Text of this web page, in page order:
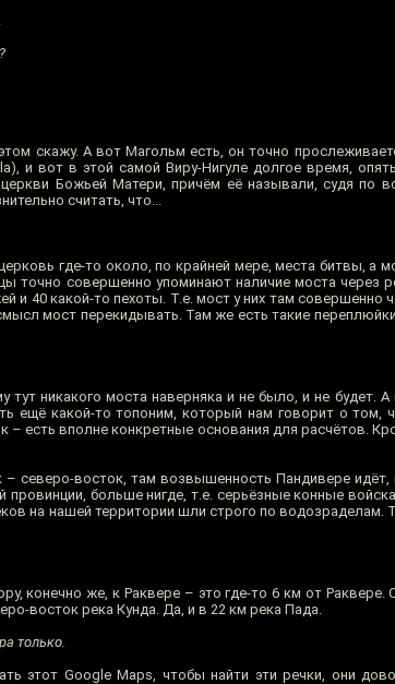
скажу. А вот Магольм есть, он точно
и вот в этой самой Виру-Нигуле долгое время,
Божьей Матери, причём её называли, судя по
считать, что...
где-то около, по крайней мере, места битвы, а
точно совершенно упоминают наличие моста через
и 40 какой-то пехоты. Т.е. мост у них там совершенно
мост перекидывать. Там же есть такие
никакого моста наверняка и не было, и не будет. А
ещё какой-то топоним, который нам говорит о том,
– есть вполне конкретные основания для расчётов.
северо-восток, там возвышенность Пандивере идёт,
провинции, больше нигде, т.е. серьёзные конные
на нашей территории шли строго по водозраделам.
конечно же, к Раквере – это где-то 6 км от Раквере.
восток река Кунда. Да, и в 22 км река Пада.
только.
этот Google Maps, чтобы найти эти речки, они